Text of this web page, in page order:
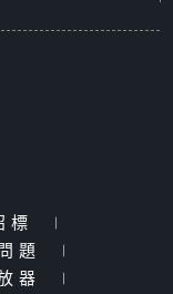
標
|
題
|
器 |